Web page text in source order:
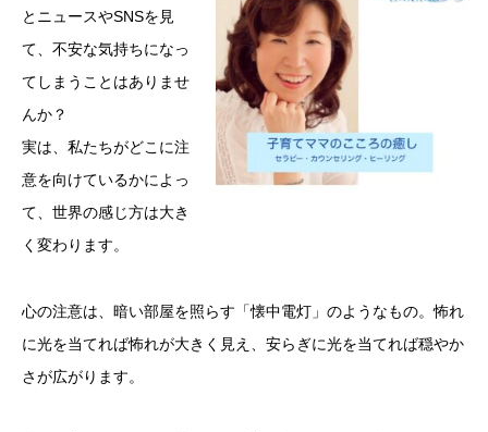
と ニュースやSNSを 見
て、 不安な気持ちになっ
て しまう こと はありませ
んか？
実は、 私たちがどこ に注
意を向けているかによっ
て、 世界の感じ方は大き
く 変わり ます。
心の注意は、 暗い部屋を照らす「懐中電灯」 のよう なもの。怖れ
に光を当てれば怖れが大きく 見え、 安らぎに光を当てれば穏やか
さが広がり ます。